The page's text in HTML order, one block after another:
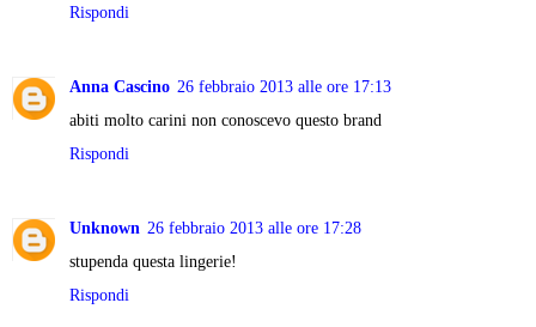
Rispondi
Anna Cascino 26 febbraio 2013 alle ore 17:13
abiti molto carini non conoscevo questo brand
Rispondi
Unknown 26 febbraio 2013 alle ore 17:28
stupenda questa lingerie!
Rispondi